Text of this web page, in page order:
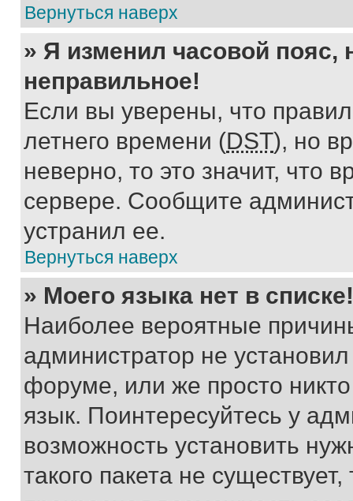
Вернуться наверх
» Я изменил часовой пояс,
неправильное!
Если вы уверены, что
летнего времени (DST), но
неверно, то это значит, что
сервере. Сообщите
устранил ее.
Вернуться наверх
» Моего языка нет в списке!
Наиболее вероятные
администратор не
форуме, или же просто
язык. Поинтересуйтесь у
возможность установить
такого пакета не